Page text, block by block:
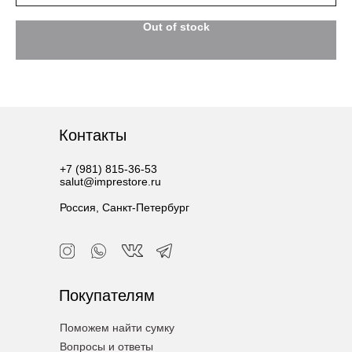
Out of stock
+7 (981) 815-36-53
salut@imprestore.ru
Россия, Санкт-Петербург
Контакты
Покупателям
Вопросы и ответы
Поможем найти сумку